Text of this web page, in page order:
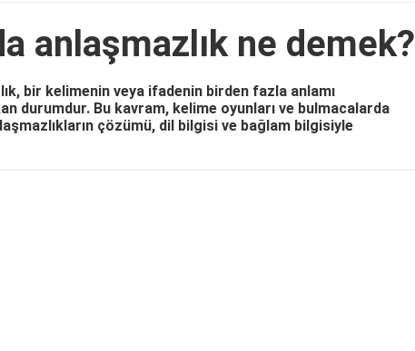
anlaşmazlık ne demek?
bir kelimenin veya ifadenin birden fazla anlamı
durumdur. Bu kavram, kelime oyunları ve bulmacalarda
çözümü, dil bilgisi ve bağlam bilgisiyle